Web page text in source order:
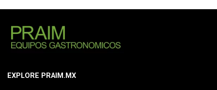
EXPLORE PRAIM.MX